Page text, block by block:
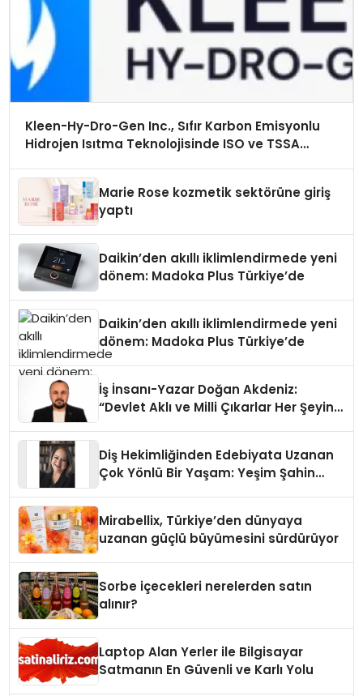
Kleen-Hy-Dro-Gen Inc., Sıfır Karbon Emisyonlu
Hidrojen Isıtma Teknolojisinde ISO ve TSSA
Marie Rose kozmetik sektörüne giriş
yaptı
Daikin’den akıllı iklimlendirmede yeni
dönem: Madoka Plus Türkiye’de
Daikin’den akıllı iklimlendirmede yeni
dönem: Madoka Plus Türkiye’de
İş İnsanı-Yazar Doğan Akdeniz:
“Devlet Aklı ve Milli Çıkarlar Her Şeyin
Diş Hekimliğinden Edebiyata Uzanan
Çok Yönlü Bir Yaşam: Yeşim Şahin
Mirabellix, Türkiye’den dünyaya
uzanan güçlü büyümesini sürdürüyor
Sorbe içecekleri nerelerden satın
alınır?
Laptop Alan Yerler ile Bilgisayar
Satmanın En Güvenli ve Karlı Yolu